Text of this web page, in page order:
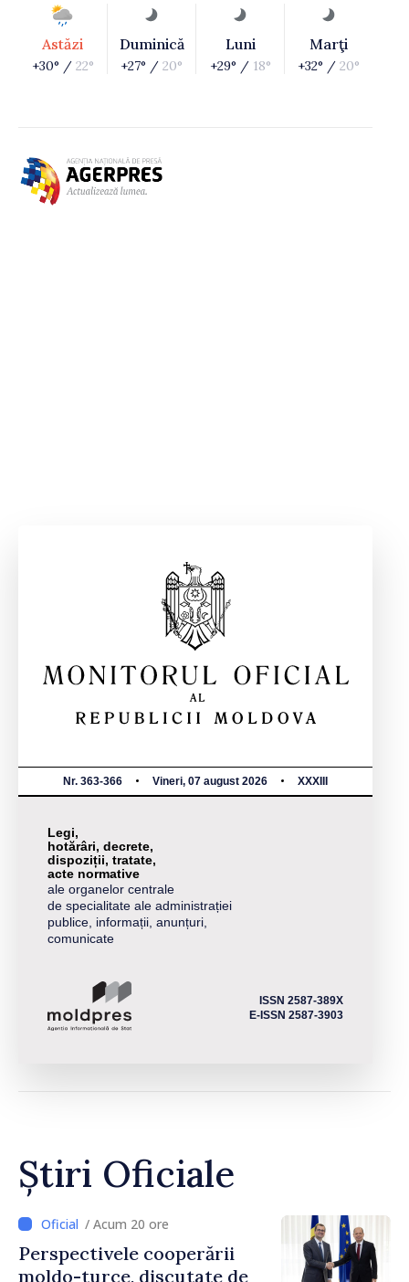
Astăzi
+30° / 22°
Duminică
+27° / 20°
Luni
+29° / 18°
Marţi
+32° / 20°
Nr. 363-366 Vineri, 07 august 2026 XXXIII
Legi,
hotărâri, decrete,
dispoziții, tratate,
acte normative
ale organelor centrale
de specialitate ale administrației
publice, informații, anunțuri,
comunicate
ISSN 2587-389X
E-ISSN 2587-3903
Știri Oficiale
/ Acum 20 ore
Perspectivele cooperării
moldo-turce, discutate de